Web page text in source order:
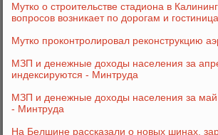
Мутко о строительстве стадиона в
вопросов возникает по дорогам и
Мутко проконтролировал реконструкцию
МЗП и денежные доходы населения за
индексируются - Минтруда
МЗП и денежные доходы населения за май
- Минтруда
На Белшине рассказали о новых шинах,